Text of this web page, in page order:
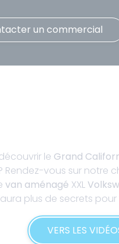
un commercial
le Grand
Rendez-vous sur notre
van aménagé XXL
plus de secrets pour
VERS LES